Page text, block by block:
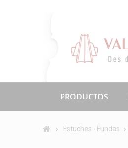
PRODUCTOS
Estuches - Fundas